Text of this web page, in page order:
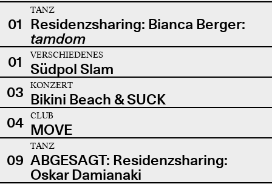
01
TANZ
Residenzsharing: Bianca Berger:
tamdom
01
VERSCHIEDENES
Südpol Slam
03
KONZERT
Bikini Beach & SUCK
04
CLUB
MOVE
09
TANZ
ABGESAGT: Residenzsharing:
Oskar Damianaki